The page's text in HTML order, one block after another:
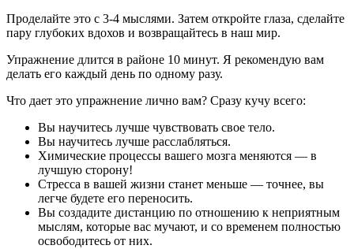
Проделайте это с 3-4 мыслями. Затем откройте глаза, сделайте
пару глубоких вдохов и возвращайтесь в наш мир.
Упражнение длится в районе 10 минут. Я рекомендую вам
делать его каждый день по одному разу.
Что дает это упражнение лично вам? Сразу кучу всего:
Вы научитесь лучше чувствовать свое тело.
Вы научитесь лучше расслабляться.
Химические процессы вашего мозга меняются — в
лучшую сторону!
Стресса в вашей жизни станет меньше — точнее, вы
легче будете его переносить.
Вы создадите дистанцию по отношению к неприятным
мыслям, которые вас мучают, и со временем полностью
освободитесь от них.